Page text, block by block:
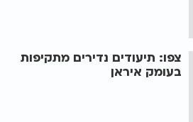
צפו: תיעודים נדירים מתקיפות
בעומק איראן